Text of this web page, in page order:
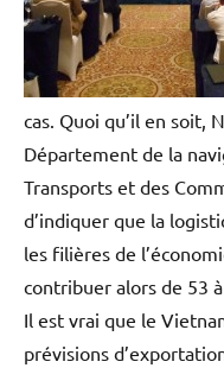
cas. Quoi qu’il en soit,
Département de la
Transports et des
d’indiquer que la
les filières de
contribuer alors de 53
Il est vrai que le
prévisions